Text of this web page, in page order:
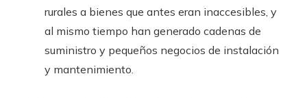
rurales a bienes que antes eran inaccesibles, y
al mismo tiempo han generado cadenas de
suministro y pequeños negocios de instalación
y mantenimiento.